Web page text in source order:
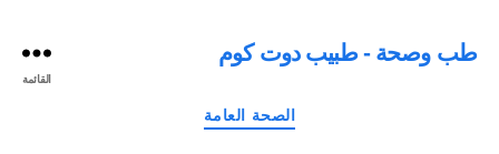
طب وصحة - طبيب دوت كوم
القائمة
التصنيفات
الصحة العامة